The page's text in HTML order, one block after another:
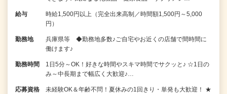
給与
時給1,500円以上（完全出来高制／時間額1,500円～5,000
円）
勤務地
兵庫県等 ◆勤務地多数♪ご自宅やお近くの店舗で間時間に
働けます♪
勤務時間
1日5分～OK！好きな時間やスキマ時間でサクッと♪ ☆1日の
み～中長期まで幅広く大歓迎♪…
応募資格
未経験OK＆年齢不問！夏休みの1回きり・単発も大歓迎！ ★